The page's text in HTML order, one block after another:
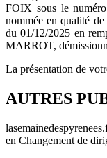
FOIX sous le
nommée en qualité
du 01/12/2025 en
MARROT,
La présentation de
AUTRES
en Changement de